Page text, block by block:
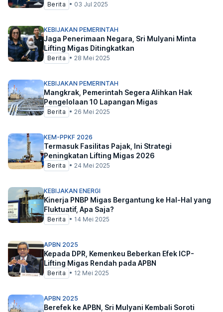
Berita • 03 Jul 2025
KEBIJAKAN PEMERINTAH
Jaga Penerimaan Negara, Sri Mulyani Minta
Lifting Migas Ditingkatkan
Berita • 28 Mei 2025
KEBIJAKAN PEMERINTAH
Mangkrak, Pemerintah Segera Alihkan Hak
Pengelolaan 10 Lapangan Migas
Berita • 26 Mei 2025
KEM-PPKF 2026
Termasuk Fasilitas Pajak, Ini Strategi
Peningkatan Lifting Migas 2026
Berita • 24 Mei 2025
KEBIJAKAN ENERGI
Kinerja PNBP Migas Bergantung ke Hal-Hal yang
Fluktuatif, Apa Saja?
Berita • 14 Mei 2025
APBN 2025
Kepada DPR, Kemenkeu Beberkan Efek ICP-
Lifting Migas Rendah pada APBN
Berita • 12 Mei 2025
APBN 2025
Berefek ke APBN, Sri Mulyani Kembali Soroti